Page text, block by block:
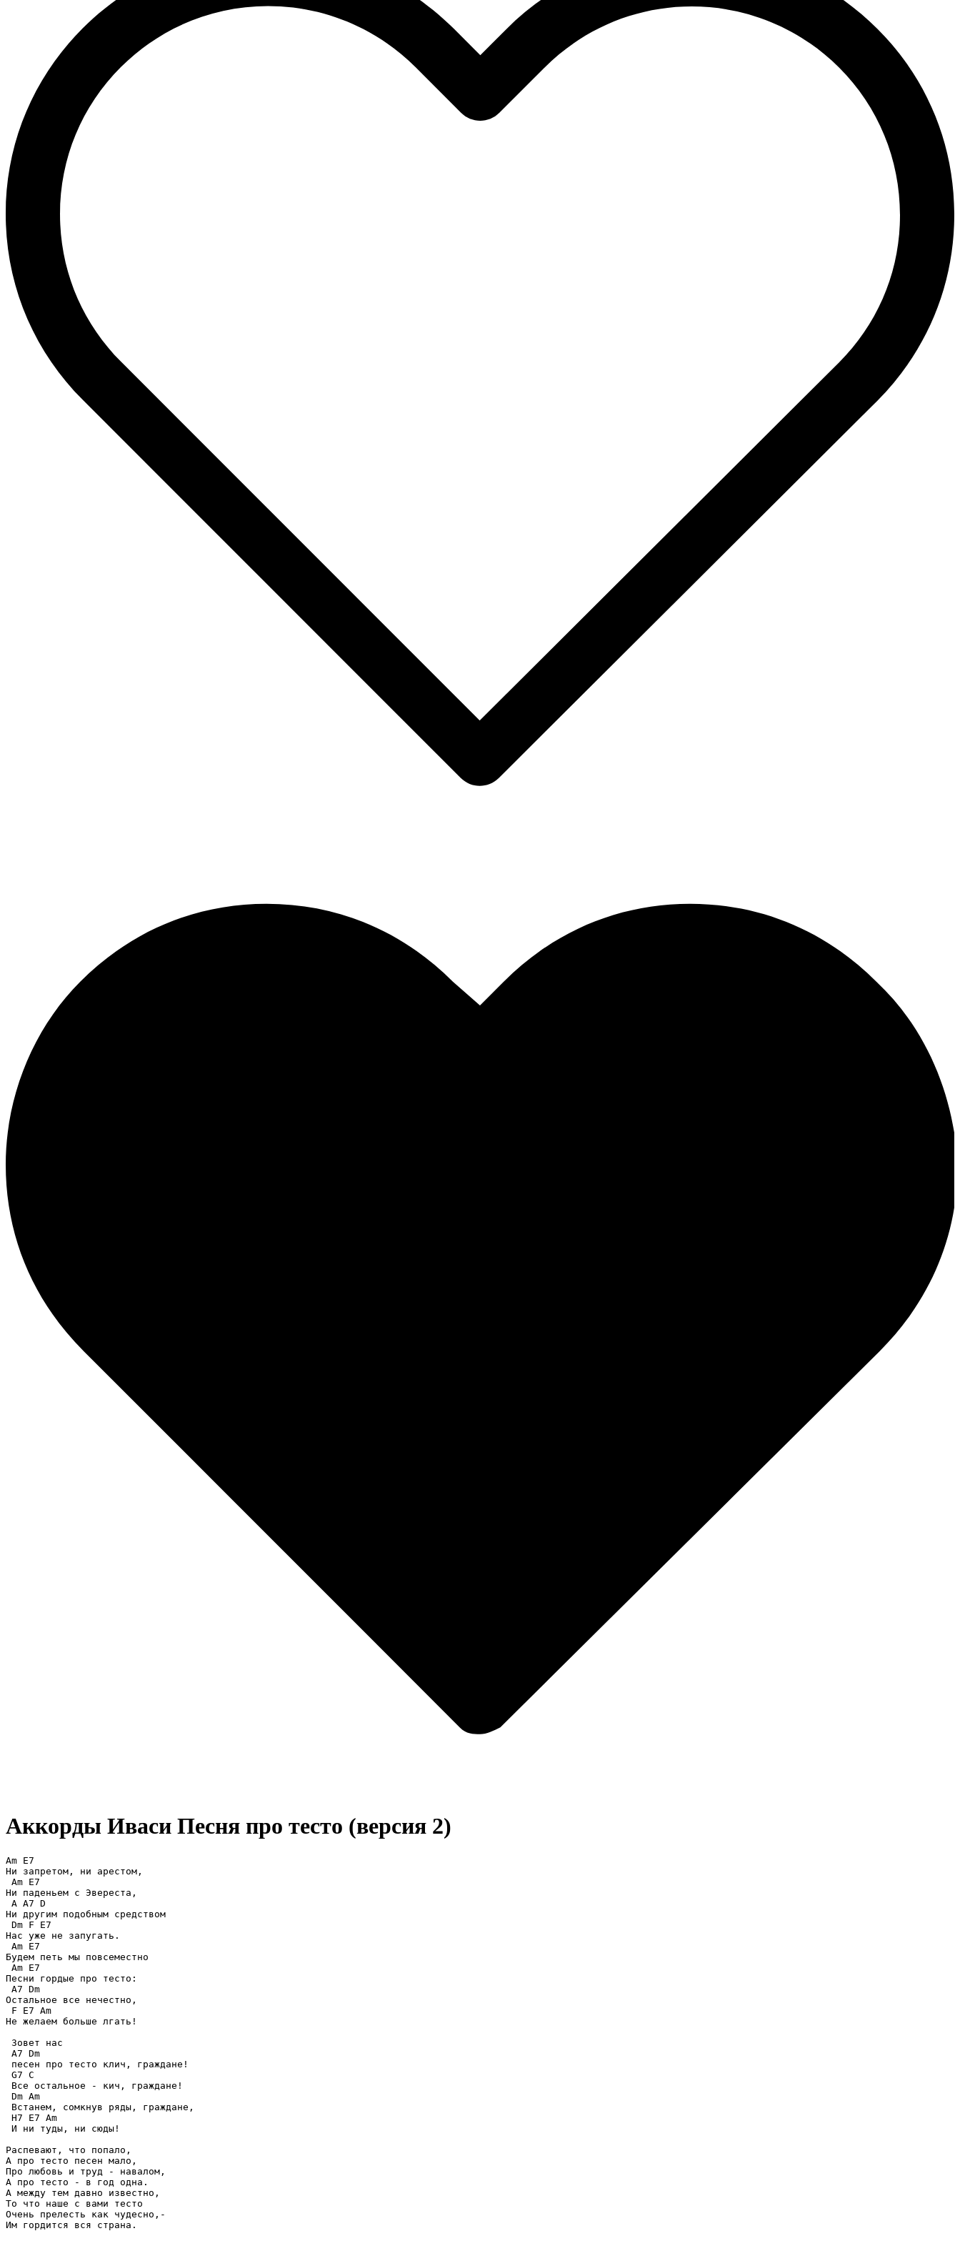
Аккорды Иваси Песня про тесто (версия 2)
Am E7
Ни запретом, ни арестом,
Am E7
Ни паденьем с Эвереста,
A A7 D
Ни другим подобным средством
Dm F E7
Нас уже не запугать.
Am E7
Будем петь мы повсеместно
Am E7
Песни гордые про тесто:
A7 Dm
Остальное все нечестно,
F E7 Am
Не желаем больше лгать!
Зовет нас
A7 Dm
песен про тесто клич, граждане!
G7 C
Все остальное - кич, граждане!
Dm Am
Встанем, сомкнув ряды, граждане,
H7 E7 Am
И ни туды, ни сюды!
Распевают, что попало,
А про тесто песен мало,
Про любовь и труд - навалом,
А про тесто - в год одна.
А между тем давно известно,
То что наше с вами тесто
Очень прелесть как чудесно,-
Им гордится вся страна.